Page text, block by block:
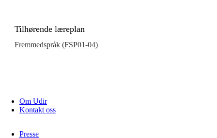
Tilhørende læreplan
Fremmedspråk (FSP01‑04)
Om Udir
Kontakt oss
Presse